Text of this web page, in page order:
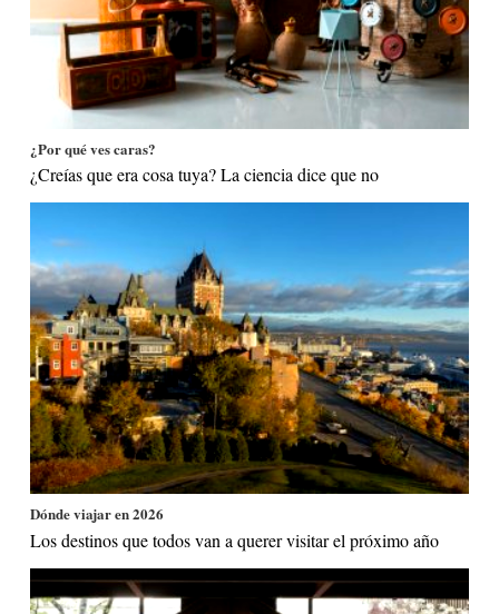
¿Por qué ves caras?
¿Creías que era cosa tuya? La ciencia dice que no
Dónde viajar en 2026
Los destinos que todos van a querer visitar el próximo año